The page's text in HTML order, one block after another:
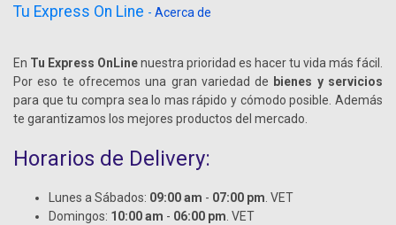
Tu Express On Line - Acerca de
En Tu Express OnLinenuestra prioridad es hacer tu vida más fácil.
Por eso te ofrecemos una gran variedad de bienes y servicios
para que tu compra sea lo mas rápido y cómodo posible. Además
te garantizamos los mejores productos del mercado.
Horarios de Delivery:
Lunes a Sábados: 09:00 am - 07:00 pm . VET
Domingos: 10:00 am - 06:00 pm . VET